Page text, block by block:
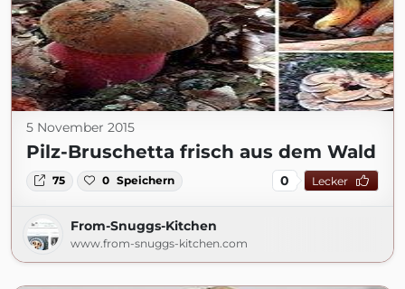
5 November 2015
Pilz-Bruschetta frisch aus dem Wald
75 0 Speichern 0 Lecker
From-Snuggs-Kitchen
www.from-snuggs-kitchen.com